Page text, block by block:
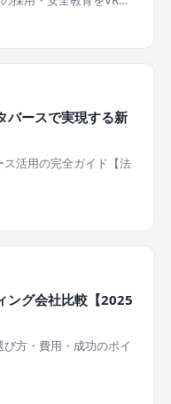
バースで実現する新
活用の完全ガイド【法
ング会社比較【2025
方・費用・成功のポイ